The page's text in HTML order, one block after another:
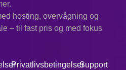
hosting, overvågning og
– til fast pris og med fokus
PrivatlivsbetingelserSupport